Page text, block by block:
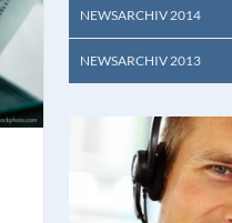
NEWSARCHIV 2014
NEWSARCHIV 2013